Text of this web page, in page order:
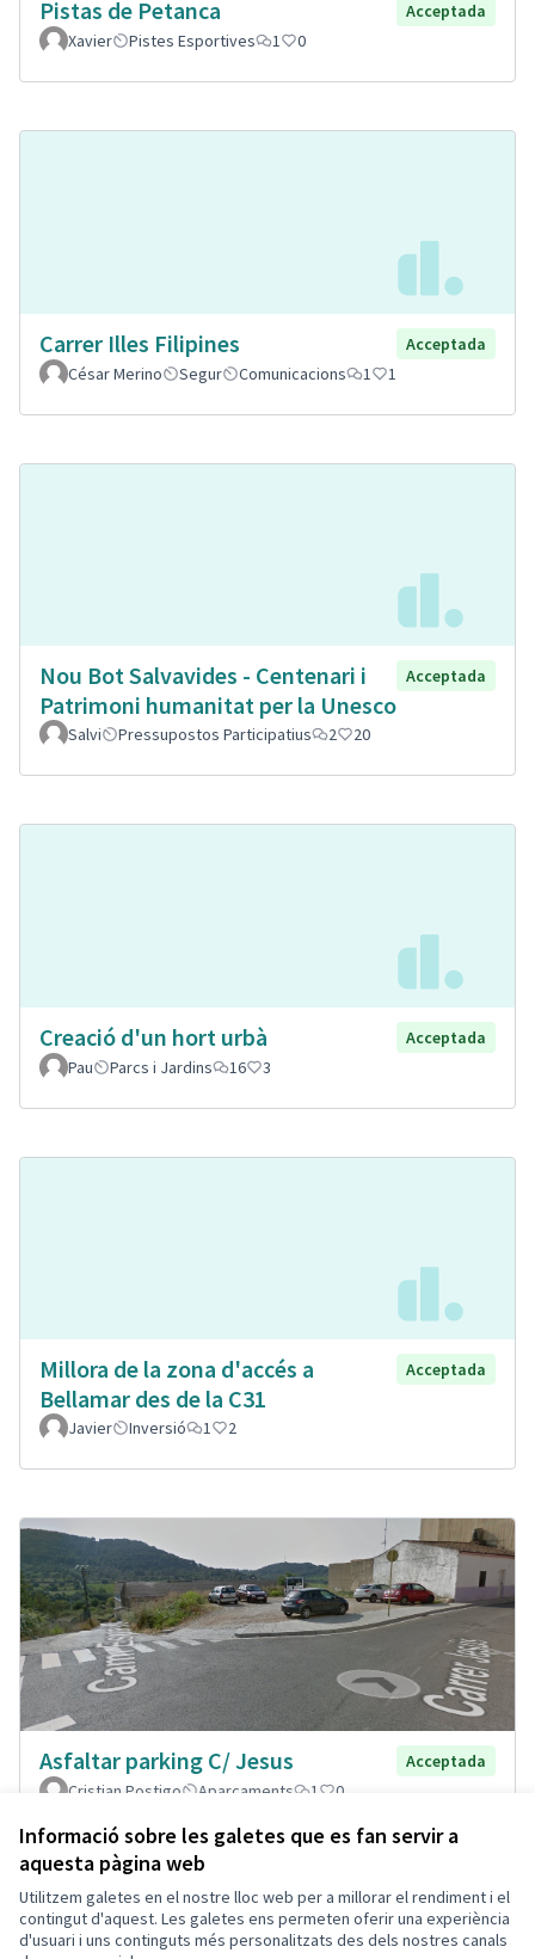
Informació sobre les galetes que es fan servir a
aquesta pàgina web
Utilitzem galetes en el nostre lloc web per a millorar el rendiment i el
contingut d'aquest. Les galetes ens permeten oferir una experiència
d'usuari i uns continguts més personalitzats des dels nostres canals
Pistas de Petanca
Acceptada
Xavier
Pistes Esportives 1 0
Carrer Illes Filipines
Acceptada
César Merino
Segur Comunicacions 1 1
Nou Bot Salvavides - Centenari i
Patrimoni humanitat per la Unesco
Acceptada
Salvi Pressupostos Participatius 2 20
Creació d'un hort urbà
Acceptada
Pau
Parcs i Jardins 16 3
Millora de la zona d'accés a
Bellamar des de la C31
Acceptada
Javier Inversió 1 2
Asfaltar parking C/ Jesus
Acceptada
Cristian Postigo
Aparcaments 1 0
Termes i condicions d'ús
Configuració de les galetes
Decidim Calafell a X
Decidim Calafell a Facebook
Decidim Calafell a YouTube
Decidim Calafell a GitHub